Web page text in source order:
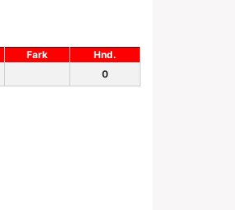
Fark
Hnd.
0